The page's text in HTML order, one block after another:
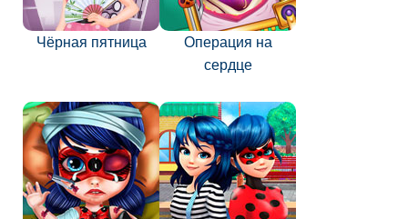
Чёрная пятница
Операция на
сердце